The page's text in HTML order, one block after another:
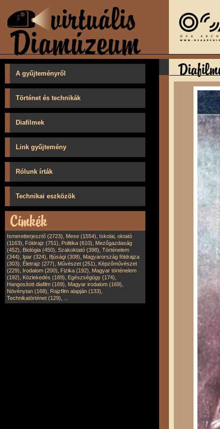
A gyűjteményről
Történet és technikák
Diafilmek
Link gyűjtemény
Rólunk írták
Technikai eszközök
Ismeretterjesztő (2723), Mese (1554), Iskolai, oktató
(1163), Földrajz (751), Politika (610), Mezőgazdaság
(452), Biológia (450), Szakoktató (398), Történelem
(344), Ipar (324), Ifjúsági (308), Magyarország földrajza
(303), Életrajz (277), Művészet (251), Képzőművészet
(229), Irodalom (200), Fizika (192), Magyar történelem
(192), Közlekedés (189), Egészségügy (174),
Hangosított diafilm (169), Magyar irodalom (169),
Növénytan (168), Rajzfilm alapján (133),
Technikatörténet (129),